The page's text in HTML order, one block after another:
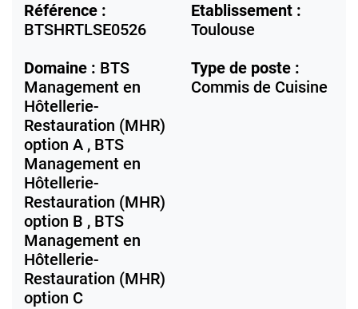
Référence :
BTSHRTLSE0526
Etablissement :
Toulouse
Domaine : BTS
Management en
Hôtellerie-
Restauration (MHR)
option A , BTS
Management en
Hôtellerie-
Restauration (MHR)
option B , BTS
Management en
Hôtellerie-
Restauration (MHR)
option C
Type de poste :
Commis de Cuisine